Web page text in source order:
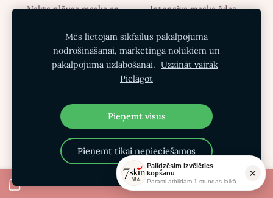
Nakts plēves maska ​​ar
Medicube PDRN Pink
Caffeine Night
Wrapping Mask
Ielikt grozā
Intensīva maska ​​ādas
Medicube Deep Peptide
Radiance Mask
Izpārdots
Parādīt opcijas
Palīdzēsim izvēlēties
kopšanu
Parasti atbildam 1 stundas laikā
×
Mēs lietojam sīkfailus pakalpojuma
nodrošināšanai, mārketinga nolūkiem un
pakalpojuma uzlabošanai. Uzzināt vairāk
Pielāgot
Pieņemt visus
Pieņemt tikai nepieciešamos